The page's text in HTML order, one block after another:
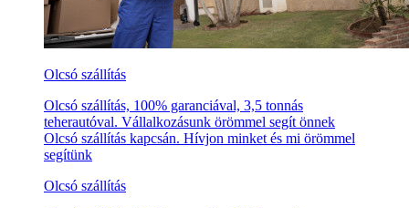
Olcsó szállítás
Olcsó szállítás, 100% garanciával, 3,5 tonnás
teherautóval. Vállalkozásunk örömmel segít önnek
Olcsó szállítás kapcsán. Hívjon minket és mi örömmel
segítünk
Olcsó szállítás